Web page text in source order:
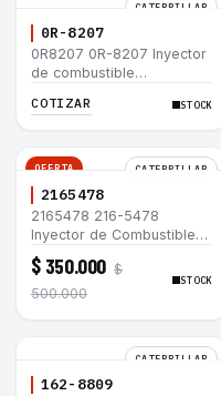
CATERPILLAR
0R-8207
0R8207 0R-8207 Inyector
de combustible
775D D9R D10R 657E 631E
COTIZAR STOCK
OFERTA CATERPILLAR
2165478
2165478 216-5478
Inyector de Combustible
para motor Caterpillar
3044C minicargador 236B
246B Bulldozer D3G D4G
$ 350.000 $
500.000
STOCK
CATERPILLAR
162-8809